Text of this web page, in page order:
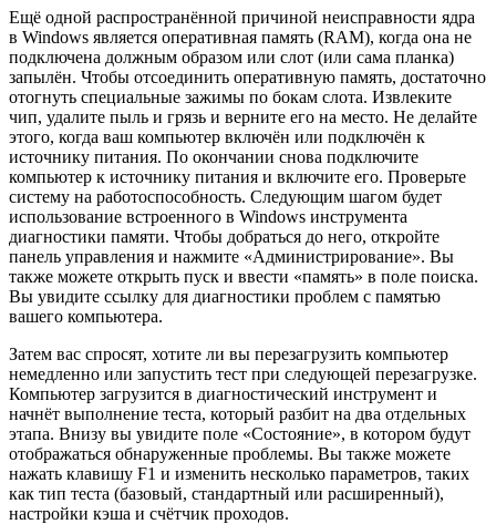
Ещё одной распространённой причиной неисправности ядра
в Windows является оперативная память (RAM), когда она не
подключена должным образом или слот (или сама планка)
запылён. Чтобы отсоединить оперативную память, достаточно
отогнуть специальные зажимы по бокам слота. Извлеките
чип, удалите пыль и грязь и верните его на место. Не делайте
этого, когда ваш компьютер включён или подключён к
источнику питания. По окончании снова подключите
компьютер к источнику питания и включите его. Проверьте
систему на работоспособность. Следующим шагом будет
использование встроенного в Windows инструмента
диагностики памяти. Чтобы добраться до него, откройте
панель управления и нажмите «Администрирование». Вы
также можете открыть пуск и ввести «память» в поле поиска.
Вы увидите ссылку для диагностики проблем с памятью
вашего компьютера.
Затем вас спросят, хотите ли вы перезагрузить компьютер
немедленно или запустить тест при следующей перезагрузке.
Компьютер загрузится в диагностический инструмент и
начнёт выполнение теста, который разбит на два отдельных
этапа. Внизу вы увидите поле «Состояние», в котором будут
отображаться обнаруженные проблемы. Вы также можете
нажать клавишу F1 и изменить несколько параметров, таких
как тип теста (базовый, стандартный или расширенный),
настройки кэша и счётчик проходов.